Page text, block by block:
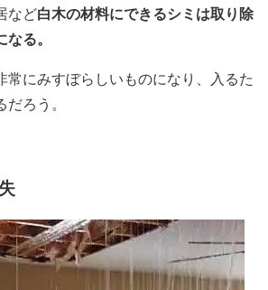
など白木の材料にできるシミは取り除
る。
常にみすぼらしいものになり、入るた
ろう。